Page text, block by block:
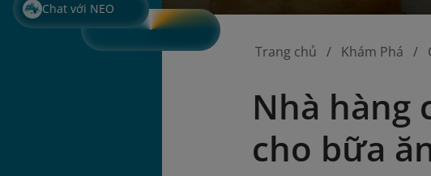
Chat với NEO
Trang chủ Khám Phá
Nhà hàng
cho bữa